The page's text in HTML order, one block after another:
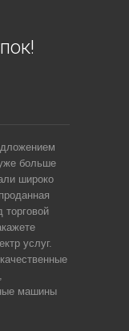
больше
широко
услуг.
машины